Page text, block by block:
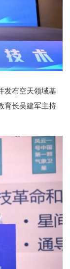
发布空天领域基
育长吴建军主持